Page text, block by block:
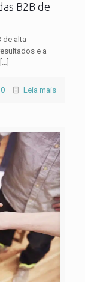
B2B de
de alta
e a
[…]
0 Leia mais